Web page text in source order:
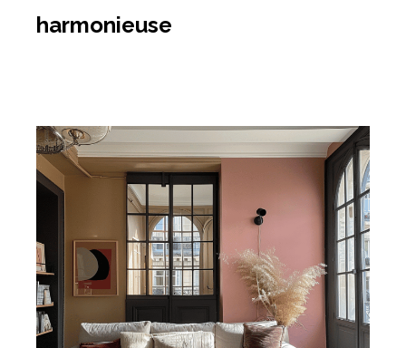
harmonieuse